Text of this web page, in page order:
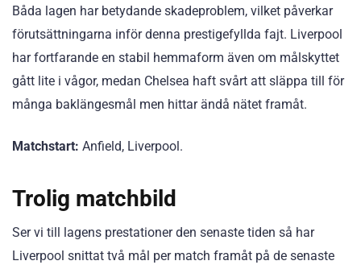
Båda lagen har betydande skadeproblem, vilket påverkar
förutsättningarna inför denna prestigefyllda fajt. Liverpool
har fortfarande en stabil hemmaform även om målskyttet
gått lite i vågor, medan Chelsea haft svårt att släppa till för
många baklängesmål men hittar ändå nätet framåt.
Matchstart: Anfield, Liverpool.
Trolig matchbild
Ser vi till lagens prestationer den senaste tiden så har
Liverpool snittat två mål per match framåt på de senaste